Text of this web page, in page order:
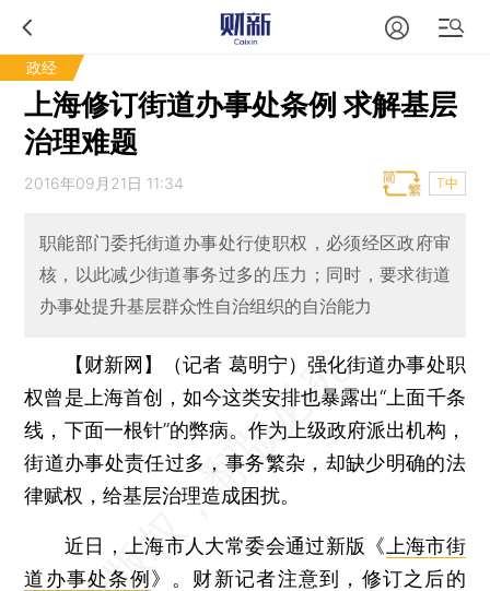
政经
上海修订街道办事处条例 求解基层
治理难题
2016年09月21日 11:34 T中
职能部门委托街道办事处行使职权，必须经区政府审
核，以此减少街道事务过多的压力；同时，要求街道
办事处提升基层群众性自治组织的自治能力
【财新网】（记者 葛明宁） 强化街道办事处职
权曾是上海首创，如今这类安排也暴露出“上面千条
线，下面一根针”的弊病。作为上级政府派出机构，
街道办事处责任过多，事务繁杂，却缺少明确的法
律赋权，给基层治理造成困扰。
近日，上海市人大常委会通过新版《 上海市街
道办事处条例 》。财新记者注意到，修订之后的